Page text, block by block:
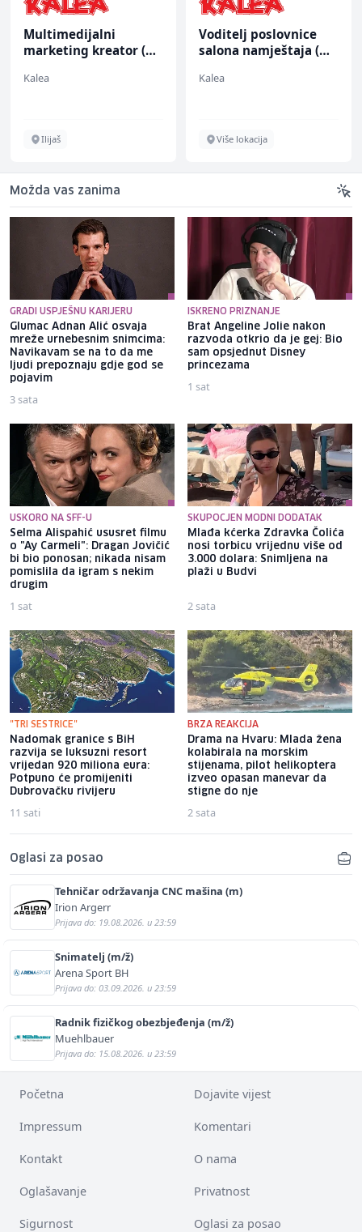
Multimedijalni
marketing kreator (m/
Kalea
Ilijaš
Voditelj poslovnice
salona namještaja (m/
Kalea
Više lokacija
Možda vas zanima
GRADI USPJEŠNU KARIJERU
Glumac Adnan Alić osvaja
mreže urnebesnim snimcima:
Navikavam se na to da me
ljudi prepoznaju gdje god se
pojavim
3 sata
ISKRENO PRIZNANJE
Brat Angeline Jolie nakon
razvoda otkrio da je gej: Bio
sam opsjednut Disney
princezama
1 sat
USKORO NA SFF-U
Selma Alispahić ususret filmu
o "Ay Carmeli": Dragan Jovičić
bi bio ponosan; nikada nisam
pomislila da igram s nekim
drugim
1 sat
SKUPOCJEN MODNI DODATAK
Mlađa kćerka Zdravka Čolića
nosi torbicu vrijednu više od
3.000 dolara: Snimljena na
plaži u Budvi
2 sata
"TRI SESTRICE"
Nadomak granice s BiH
razvija se luksuzni resort
vrijedan 920 miliona eura:
Potpuno će promijeniti
Dubrovačku rivijeru
11 sati
BRZA REAKCIJA
Drama na Hvaru: Mlada žena
kolabirala na morskim
stijenama, pilot helikoptera
izveo opasan manevar da
stigne do nje
2 sata
Oglasi za posao
Tehničar održavanja CNC mašina (m)
Irion Argerr
Prijava do: 19.08.2026. u 23:59
Snimatelj (m/ž)
Arena Sport BH
Prijava do: 03.09.2026. u 23:59
Radnik fizičkog obezbjeđenja (m/ž)
Muehlbauer
Prijava do: 15.08.2026. u 23:59
Početna Dojavite vijest
Impressum Komentari
Kontakt O nama
Oglašavanje Privatnost
Sigurnost Oglasi za posao